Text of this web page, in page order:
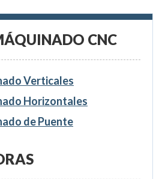
CNC
Verticales
Horizontales
de Puente